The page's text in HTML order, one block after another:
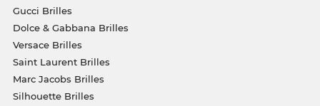
Gucci Brilles
Dolce & Gabbana Brilles
Versace Brilles
Saint Laurent Brilles
Marc Jacobs Brilles
Silhouette Brilles